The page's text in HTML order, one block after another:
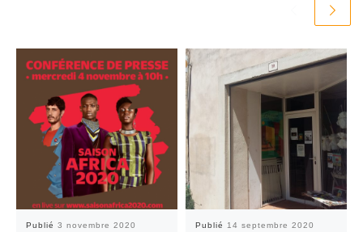
Publié 3 novembre 2020 Publié 14 septembre 2020